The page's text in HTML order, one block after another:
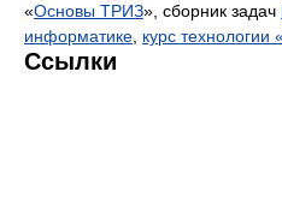
«Основы ТРИЗ», сборник задач
информатике курс технологии
Ссылки